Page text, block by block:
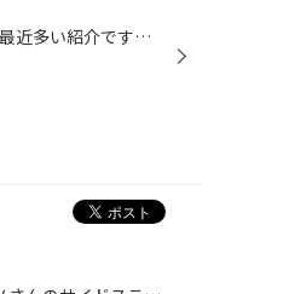
皆様こんにちは 今回のご紹介は、ＦＩＴ ＨＶ ＧＰ1のお客様に 最近多い紹介ですが、ＣＡＴＺさんのＬＥＤヘッドライトお装着です。 追加でポジションランプも装着させていただきましたので 前周りはフルＬＥＤになっております。 当店では、少しこだわらせていただき ＬＥＤはベロフを装着 何故...